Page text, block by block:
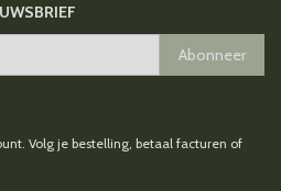
Abonneer
Volg je bestelling, betaal facturen of